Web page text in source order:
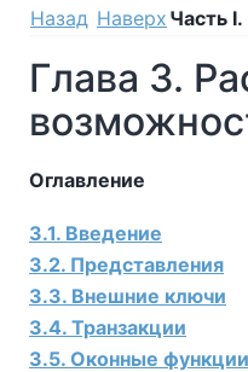
Назад Наверх Часть
Глава 3.
Оглавление
3.1. Введение
3.2. Представления
3.3. Внешние ключи
3.4. Транзакции
3.5. Оконные функции